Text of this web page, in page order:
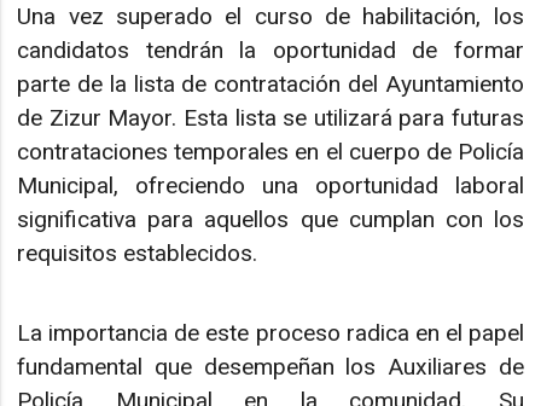
Una vez superado el curso de habilitación, los
candidatos tendrán la oportunidad de formar
parte de la lista de contratación del Ayuntamiento
de Zizur Mayor. Esta lista se utilizará para futuras
contrataciones temporales en el cuerpo de Policía
Municipal, ofreciendo una oportunidad laboral
significativa para aquellos que cumplan con los
requisitos establecidos.
La importancia de este proceso radica en el papel
fundamental que desempeñan los Auxiliares de